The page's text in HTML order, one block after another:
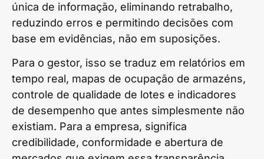
única de informação, eliminando retrabalho,
reduzindo erros e permitindo decisões com
base em evidências, não em suposições.
Para o gestor, isso se traduz em relatórios em
tempo real, mapas de ocupação de armazéns,
controle de qualidade de lotes e indicadores
de desempenho que antes simplesmente não
existiam. Para a empresa, significa
credibilidade, conformidade e abertura de